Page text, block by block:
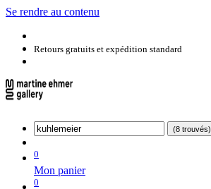
Se rendre au contenu
Retours gratuits et expédition standard
(8 trouvés)
0
Mon panier
0